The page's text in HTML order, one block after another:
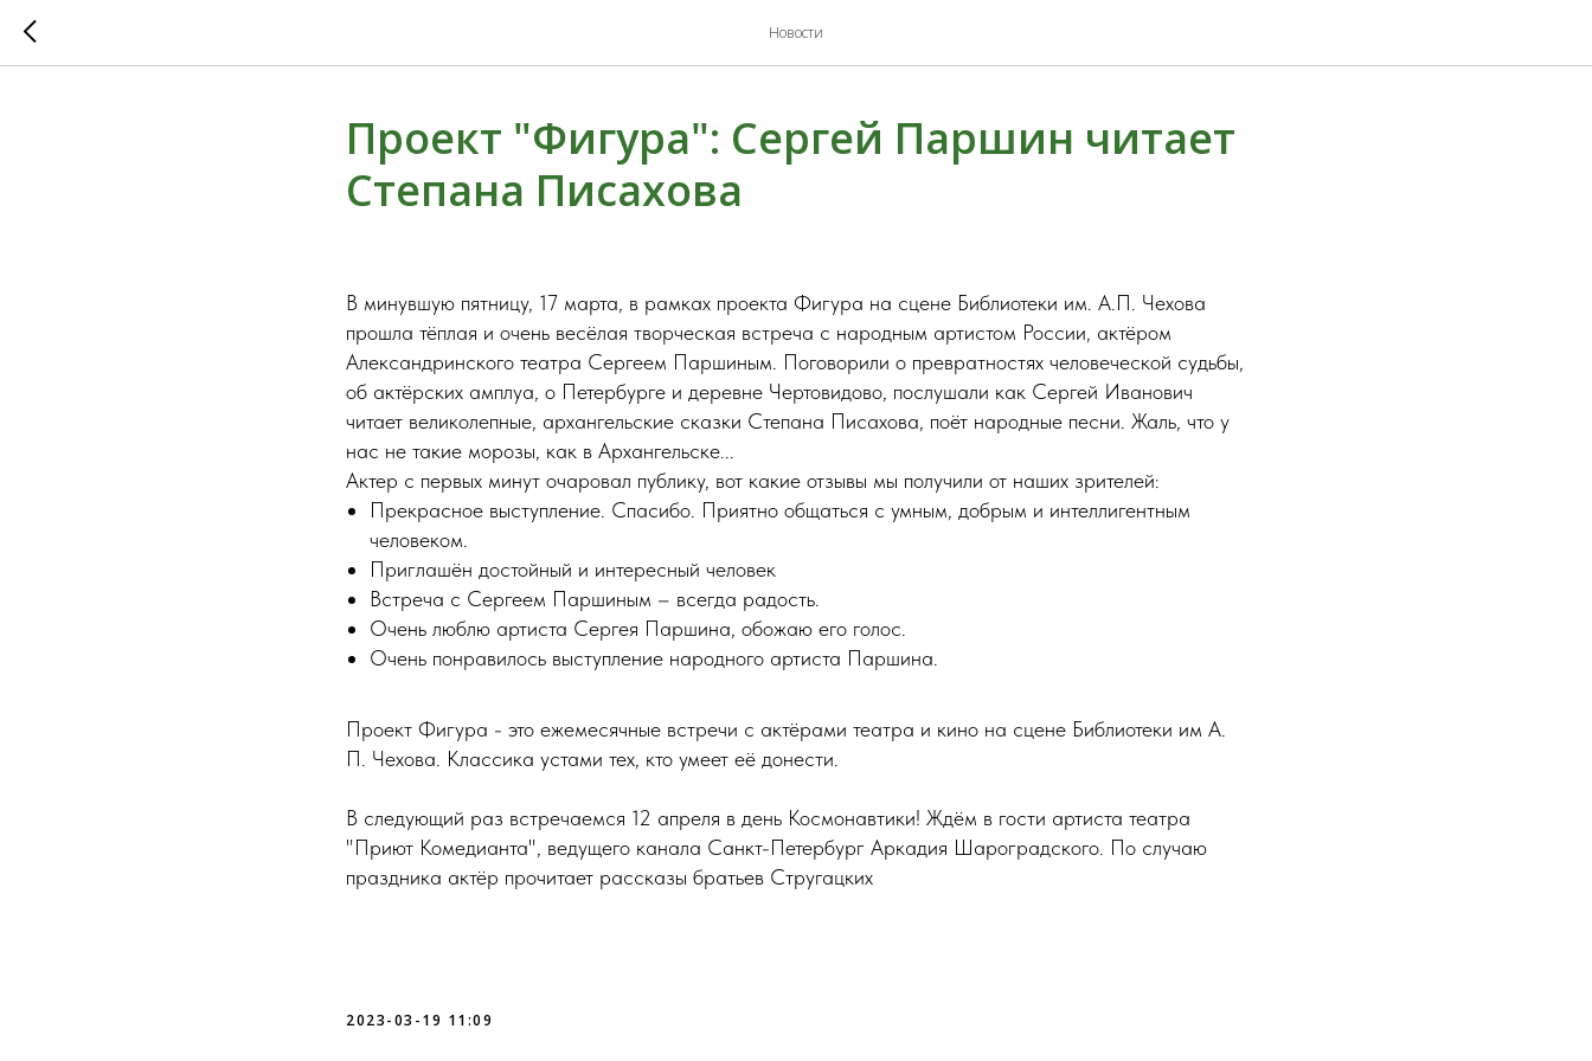
Новости
Проект "Фигура": Сергей Паршин читает
Степана Писахова
В минувшую пятницу, 17 марта, в рамках проекта Фигура на сцене Библиотеки им. А.П. Чехова
прошла тёплая и очень весёлая творческая встреча с народным артистом России, актёром
Александринского театра Сергеем Паршиным. Поговорили о превратностях человеческой судьбы,
об актёрских амплуа, о Петербурге и деревне Чертовидово, послушали как Сергей Иванович
читает великолепные, архангельские сказки Степана Писахова, поёт народные песни. Жаль, что у
нас не такие морозы, как в Архангельске...
Актер с первых минут очаровал публику, вот какие отзывы мы получили от наших зрителей:
Прекрасное выступление. Спасибо. Приятно общаться с умным, добрым и интеллигентным
человеком.
Приглашён достойный и интересный человек
Встреча с Сергеем Паршиным – всегда радость.
Очень люблю артиста Сергея Паршина, обожаю его голос.
Очень понравилось выступление народного артиста Паршина.
Проект Фигура - это ежемесячные встречи с актёрами театра и кино на сцене Библиотеки им А.
П. Чехова. Классика устами тех, кто умеет её донести.
В следующий раз встречаемся 12 апреля в день Космонавтики! Ждём в гости артиста театра
"Приют Комедианта", ведущего канала Санкт-Петербург Аркадия Шароградского. По случаю
праздника актёр прочитает рассказы братьев Стругацких
2023-03-19 11:09